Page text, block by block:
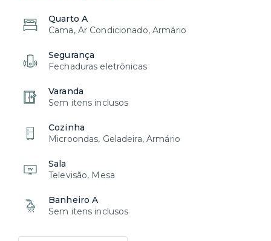
Quarto A
Cama, Ar Condicionado, Armário
Segurança
Fechaduras eletrônicas
Varanda
Sem itens inclusos
Cozinha
Microondas, Geladeira, Armário
Sala
Televisão, Mesa
Banheiro A
Sem itens inclusos